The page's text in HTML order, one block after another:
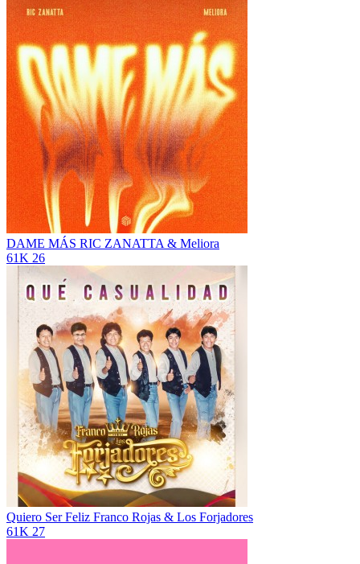
DAME MÁS RIC ZANATTA & Meliora
61K 26
Quiero Ser Feliz Franco Rojas & Los Forjadores
61K 27